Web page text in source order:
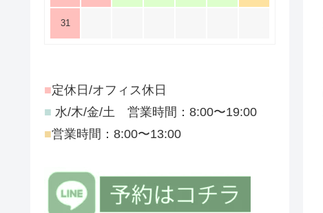
31
■定休日/オフィス休日
■ 水/木/金/土 営業時間：8:00〜19:00
■営業時間：8:00〜13:00